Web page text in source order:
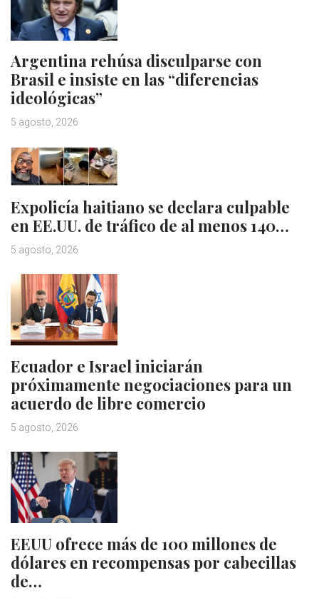
Argentina rehúsa disculparse con
Brasil e insiste en las “diferencias
ideológicas”
5 agosto, 2026
Expolicía haitiano se declara culpable
en EE.UU. de tráfico de al menos 140…
5 agosto, 2026
Ecuador e Israel iniciarán
próximamente negociaciones para un
acuerdo de libre comercio
5 agosto, 2026
EEUU ofrece más de 100 millones de
dólares en recompensas por cabecillas
de…